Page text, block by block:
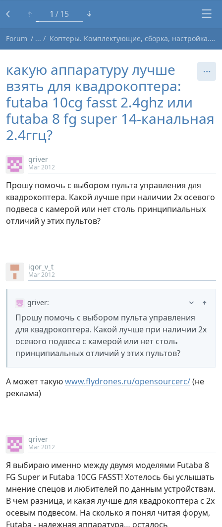
1 15
Forum Коптеры. Комплектующие, сборка, настройка.
какую аппаратуру лучше
взять для квадрокоптера:
futaba 10cg fasst 2.4ghz или
futaba 8 fg super 14-канальная
2.4ггц?
griver
Mar 2012
Прошу помочь с выбором пульта управления для
квадрокоптера. Какой лучше при наличии 2х осевого
подвеса с камерой или нет столь принципиальных
отличий у этих пультов?
igor_v_t
Mar 2012
griver:
Прошу помочь с выбором пульта управления
для квадрокоптера. Какой лучше при наличии 2х
осевого подвеса с камерой или нет столь
принципиальных отличий у этих пультов?
А может такуюwww.flydrones.ru/opensourcerc/(не
реклама)
griver
Mar 2012
Я выбираю именно между двумя моделями Futaba 8
FG Super и Futaba 10CG FASST! Хотелось бы услышать
мнение спецов и любителей по данным устройствам.
В чем разница, и какая лучше для квадрокоптера с 2х
осевым подвесом. На сколько я понял читая форум,
Futaba - надежная аппаратура… осталось